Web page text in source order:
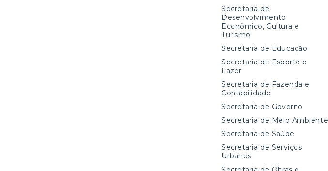
Secretaria de
Desenvolvimento
Econômico, Cultura e
Turismo
Secretaria de Educação
Secretaria de Esporte e
Lazer
Secretaria de Fazenda e
Contabilidade
Secretaria de Governo
Secretaria de Meio Ambiente
Secretaria de Saúde
Secretaria de Serviços
Urbanos